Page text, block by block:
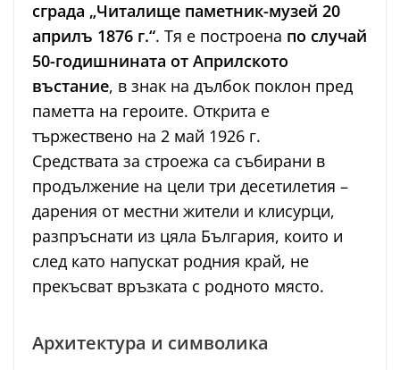
сграда „Читалище паметник-музей 20
априлъ 1876 г.“. Тя е построена по случай
50-годишнината от Априлското
въстание, в знак на дълбок поклон пред
паметта на героите. Открита е
тържествено на 2 май 1926 г.
Средствата за строежа са събирани в
продължение на цели три десетилетия –
дарения от местни жители и клисурци,
разпръснати из цяла България, които и
след като напускат родния край, не
прекъсват връзката с родното място.
Архитектура и символика